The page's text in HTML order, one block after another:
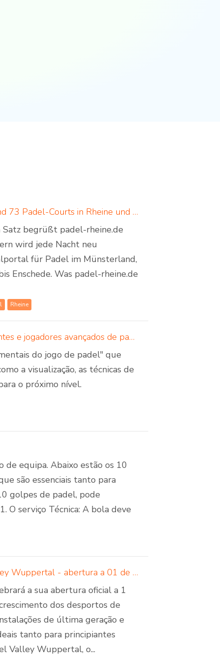
Padel in Rheine: neues Padelportal listet 17 Standorte und 73 Padel-Courts in Rheine und Umgebung
Satz begrüßt padel-rheine.de
wird jede Nacht neu
für Padel im Münsterland,
Enschede. Was padel-rheine.de
Rheine
5 truques mentais para os jogos de padel - para principiantes e jogadores avançados de padel
do jogo de padel" que
a visualização, as técnicas de
o próximo nível.
equipa. Abaixo estão os 10
são essenciais tanto para
golpes de padel, pode
O serviço Técnica: A bola deve
Padelcreations constrói campos de padel para Padel Valley Wuppertal - abertura a 01 de setembro de 2024
a sua abertura oficial a 1
dos desportos de
de última geração e
tanto para principiantes
Valley Wuppertal, o...